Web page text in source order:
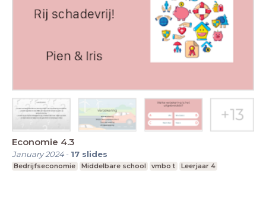
Economie 4.3
January 2024- 17 slides
Bedrijfseconomie Middelbare school vmbo t Leerjaar 4